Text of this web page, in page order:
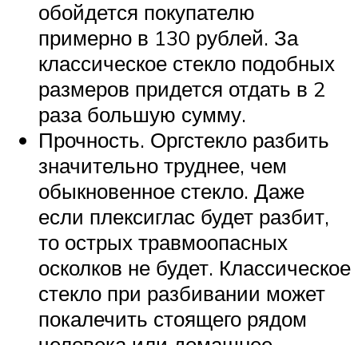
обойдется покупателю
примерно в 130 рублей. За
классическое стекло подобных
размеров придется отдать в 2
раза большую сумму.
Прочность. Оргстекло разбить
значительно труднее, чем
обыкновенное стекло. Даже
если плексиглас будет разбит,
то острых травмоопасных
осколков не будет. Классическое
стекло при разбивании может
покалечить стоящего рядом